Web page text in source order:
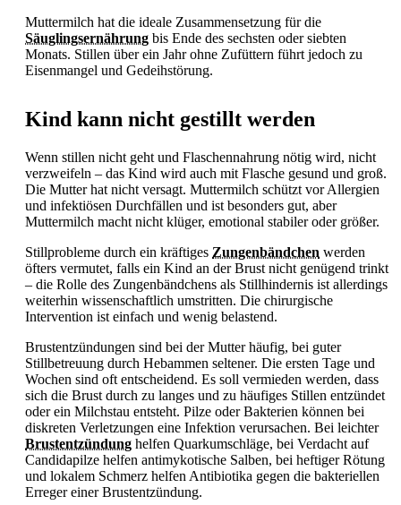
Muttermilch hat die ideale Zusammensetzung für die
Säuglingsernährung bis Ende des sechsten oder siebten
Monats. Stillen über ein Jahr ohne Zufüttern führt jedoch zu
Eisenmangel und Gedeihstörung.
Kind kann nicht gestillt werden
Wenn stillen nicht geht und Flaschennahrung nötig wird, nicht
verzweifeln – das Kind wird auch mit Flasche gesund und groß.
Die Mutter hat nicht versagt. Muttermilch schützt vor Allergien
und infektiösen Durchfällen und ist besonders gut, aber
Muttermilch macht nicht klüger, emotional stabiler oder größer.
Stillprobleme durch ein kräftiges Zungenbändchen werden
öfters vermutet, falls ein Kind an der Brust nicht genügend trinkt
– die Rolle des Zungenbändchens als Stillhindernis ist allerdings
weiterhin wissenschaftlich umstritten. Die chirurgische
Intervention ist einfach und wenig belastend.
Brustentzündungen sind bei der Mutter häufig, bei guter
Stillbetreuung durch Hebammen seltener. Die ersten Tage und
Wochen sind oft entscheidend. Es soll vermieden werden, dass
sich die Brust durch zu langes und zu häufiges Stillen entzündet
oder ein Milchstau entsteht. Pilze oder Bakterien können bei
diskreten Verletzungen eine Infektion verursachen. Bei leichter
Brustentzündung helfen Quarkumschläge, bei Verdacht auf
Candidapilze helfen antimykotische Salben, bei heftiger Rötung
und lokalem Schmerz helfen Antibiotika gegen die bakteriellen
Erreger einerBrustentzündung.